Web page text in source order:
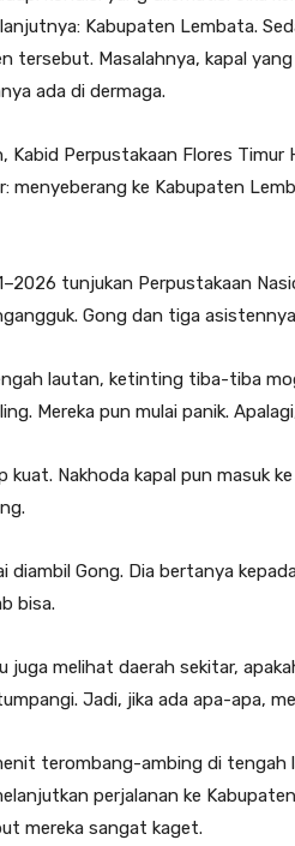
Kabupaten Lembata.
tersebut. Masalahnya, kapal
ada di dermaga.
Kabid Perpustakaan Flores
menyeberang ke Kabupaten
tunjukan Perpustakaan
Gong dan tiga
lautan, ketinting tiba-tiba
Mereka pun mulai panik.
kuat. Nakhoda kapal pun masuk
diambil Gong. Dia bertanya
bisa.
juga melihat daerah sekitar,
Jadi, jika ada apa-apa,
terombang-ambing di tengah
perjalanan ke
mereka sangat kaget.